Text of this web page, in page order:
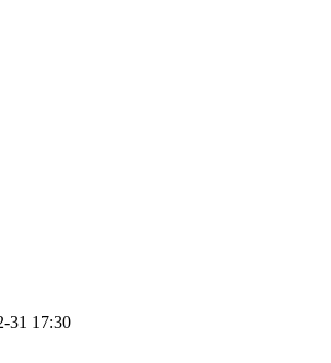
31 17:30